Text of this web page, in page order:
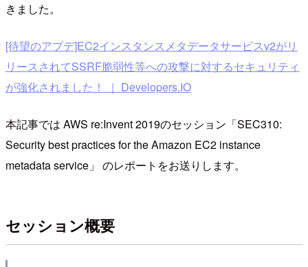
きました。
[待望のアプデ]EC2インスタンスメタデータサービスv2がリ
リースされてSSRF脆弱性等への攻撃に対するセキュリティ
が強化されました！ ｜ Developers.IO
本記事では AWS re:Invent 2019のセッション「SEC310:
Security best practices for the Amazon EC2 instance
metadata service」 のレポートをお送りします。
セッション概要